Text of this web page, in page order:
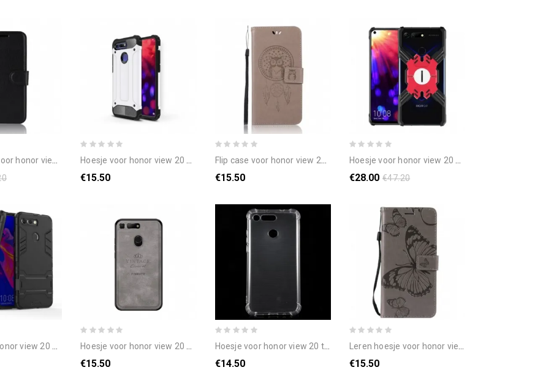
view 20 klassiek hoesje voor honor view 20 overlevende
€15.50
flip case voor honor view 20 leer effect catch dreams owl
€15.50
hoesje voor honor view 20 heldenbumper
€28.00 €47.20
20 ultrabestendig hoesje voor honor view 20 eervolle vintage
€15.50
hoesje voor honor view 20 transparant
€14.50
leren hoesje voor honor view 20 met ketting reusachtige vlinders met bandjes
€15.50